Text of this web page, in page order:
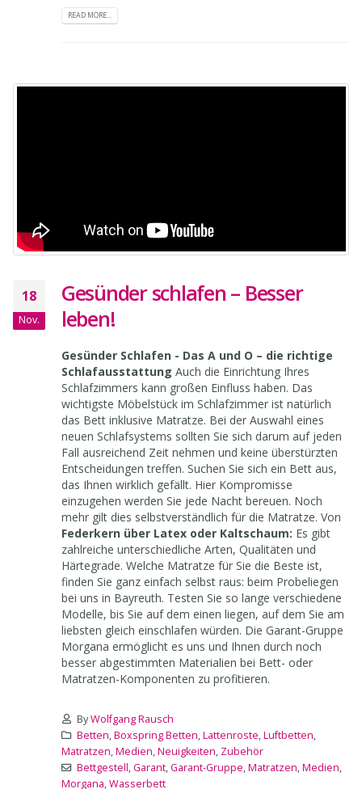
0 Comments
18
Gesünder schlafen – Besser
Gesünder Schlafen - Das A und O – die richtige
SchlafausstattungAuch die Einrichtung Ihres
Schlafzimmers kann großen Einfluss haben. Das
wichtigste Möbelstück im Schlafzimmer ist natürlich
das Bett inklusive Matratze. Bei der Auswahl eines
neuen Schlafsystems sollten Sie sich darum auf jeden
Fall ausreichend Zeit nehmen und keine überstürzten
Entscheidungen treffen. Suchen Sie sich ein Bett aus,
das Ihnen wirklich gefällt. Hier Kompromisse
einzugehen werden Sie jede Nacht bereuen. Noch
mehr gilt dies selbstverständlich für die Matratze. Von
Federkern über Latex oder Kaltschaum: Es gibt
zahlreiche unterschiedliche Arten, Qualitäten und
Härtegrade. Welche Matratze für Sie die Beste ist,
finden Sie ganz einfach selbst raus: beim Probeliegen
bei uns in Bayreuth. Testen Sie so lange verschiedene
Modelle, bis Sie auf dem einen liegen, auf dem Sie am
liebsten gleich einschlafen würden. Die Garant-Gruppe
Morgana ermöglicht es uns und Ihnen durch noch
besser abgestimmten Materialien bei Bett- oder
ByWolfgang Rausch
Betten,Boxspring Betten,Lattenroste,
Matratzen,Medien,Neuigkeiten ,Zubehör